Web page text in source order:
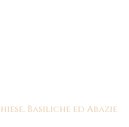
Basiliche ed Abazie